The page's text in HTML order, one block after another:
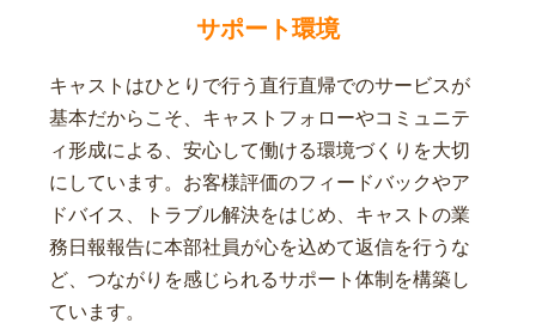
サポート環境
キャストはひとりで行う直行直帰でのサービスが
基本だからこそ、キャストフォローやコミュニテ
ィ形成による、安心して働ける環境づくりを大切
にしています。お客様評価のフィードバックやア
ドバイス、トラブル解決をはじめ、キャストの業
務日報報告に本部社員が心を込めて返信を行うな
ど、つながりを感じられるサポート体制を構築し
ています。